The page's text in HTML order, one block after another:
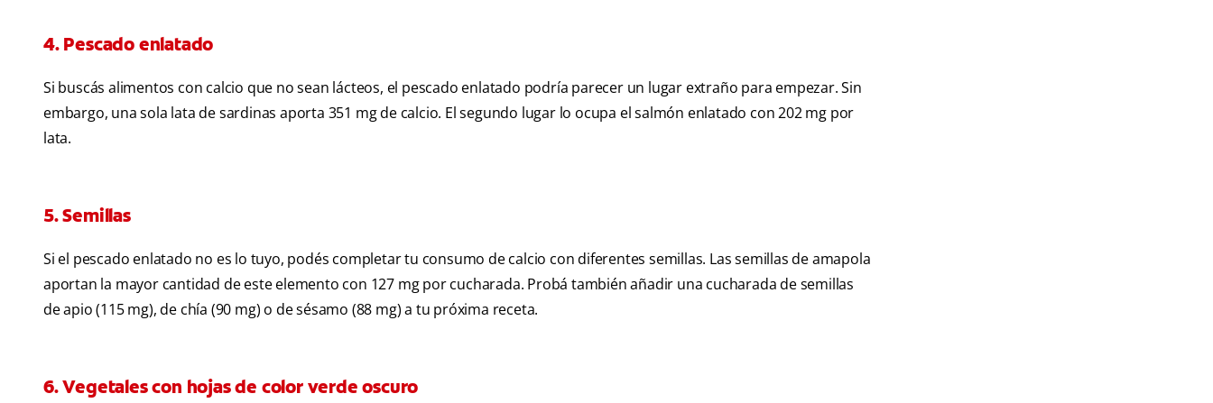
4. Pescado enlatado
Si buscás alimentos con calcio que no sean lácteos, el pescado enlatado podría parecer un lugar extraño para empezar. Sin
embargo, una sola lata de sardinas aporta 351 mg de calcio. El segundo lugar lo ocupa el salmón enlatado con 202 mg por
lata.
5. Semillas
Si el pescado enlatado no es lo tuyo, podés completar tu consumo de calcio con diferentes semillas. Las semillas de amapola
aportan la mayor cantidad de este elemento con 127 mg por cucharada. Probá también añadir una cucharada de semillas
de apio (115 mg), de chía (90 mg) o de sésamo (88 mg) a tu próxima receta.
6. Vegetales con hojas de color verde oscuro